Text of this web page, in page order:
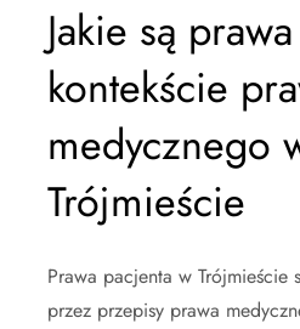
Jakie są
kontekście
medycznego
Trójmieście
Prawa pacjenta w Trójmieście
przez przepisy prawa